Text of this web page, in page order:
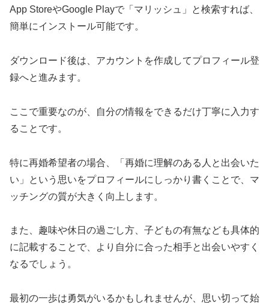
App StoreやGoogle Playで「マリッシュ」と検索すれば、
簡単にインストール可能です。
ダウンロード後は、アカウントを作成してプロフィール登
録へと進みます。
ここで重要なのが、自分の情報をできるだけ丁寧に入力す
ることです。
特に再婚希望者の場合、「再婚に理解のある人と出会いた
い」という思いをプロフィールにしっかり書くことで、マ
ッチングの質が大きく向上します。
また、趣味や休日の過ごし方、子どもの有無なども具体的
に記載することで、より自分に合った相手と出会いやすく
なるでしょう。
最初の一歩は勇気がいるかもしれませんが、思い切って始